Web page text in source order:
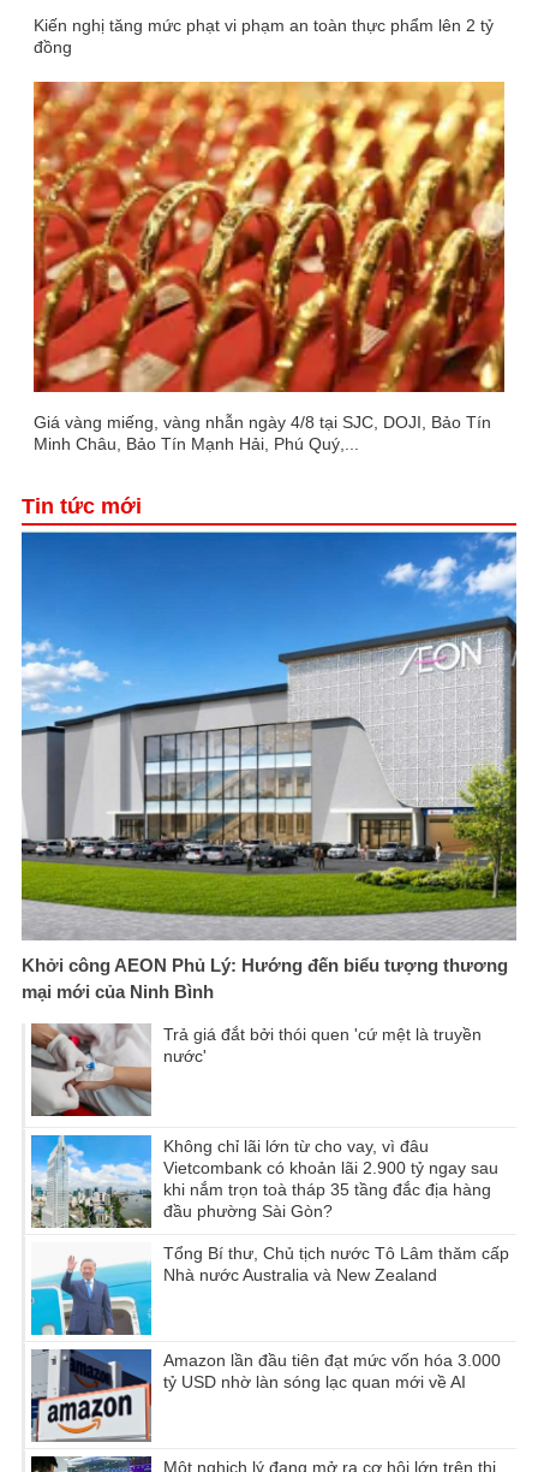
Kiến nghị tăng mức phạt vi phạm an toàn thực phẩm lên 2 tỷ
đồng
Giá vàng miếng, vàng nhẫn ngày 4/8 tại SJC, DOJI, Bảo Tín
Minh Châu, Bảo Tín Mạnh Hải, Phú Quý,...
Tin tức mới
Khởi công AEON Phủ Lý: Hướng đến biểu tượng thương
mại mới của Ninh Bình
Trả giá đắt bởi thói quen 'cứ mệt là truyền
nước'
Không chỉ lãi lớn từ cho vay, vì đâu
Vietcombank có khoản lãi 2.900 tỷ ngay sau
khi nắm trọn toà tháp 35 tầng đắc địa hàng
đầu phường Sài Gòn?
Tổng Bí thư, Chủ tịch nước Tô Lâm thăm cấp
Nhà nước Australia và New Zealand
Amazon lần đầu tiên đạt mức vốn hóa 3.000
tỷ USD nhờ làn sóng lạc quan mới về AI
Một nghịch lý đang mở ra cơ hội lớn trên thị